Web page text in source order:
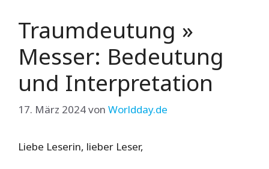
Traumdeutung »
Messer: Bedeutung
und Interpretation
17. März 2024von Worldday.de
Liebe Leserin, lieber Leser,